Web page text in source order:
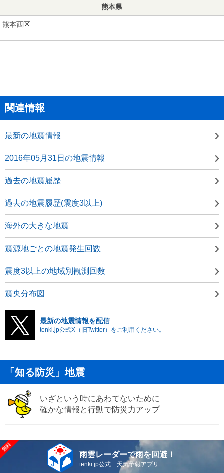
熊本県
熊本西区
関連情報
最新の地震情報
2016年05月31日の地震情報
過去の地震履歴
過去の地震履歴(震度3以上)
海外の大きな地震
震源地ごとの地震発生回数
震度3以上の地域別観測回数
震央分布図
最新の地震情報を配信
tenki.jp公式X（旧Twitter）をご利用ください。
「知る防災」地震
いざという時にあわてないために
確かな情報と行動で防災力アップ
雨雲レーダーで雨を回避！
tenki.jp公式 天気予報アプリ